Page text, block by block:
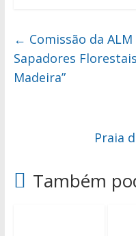
← Comissão da
Sapadores
Madeira”
Praia
Também